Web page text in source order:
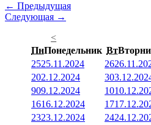
← Предыдущая
Следующая →
<
ПнПонедельник Вт
2525.11.2024 26
202.12.2024 3
909.12.2024 10
1616.12.2024 17
2323.12.2024 24